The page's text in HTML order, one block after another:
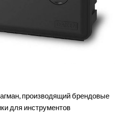
производящий брендовые
для инструментов